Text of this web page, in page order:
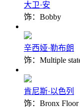
大卫·安
饰：Bobby
辛西娅·勒布朗
饰：Multiple
肯尼斯·以色列
饰：Bronx Floor